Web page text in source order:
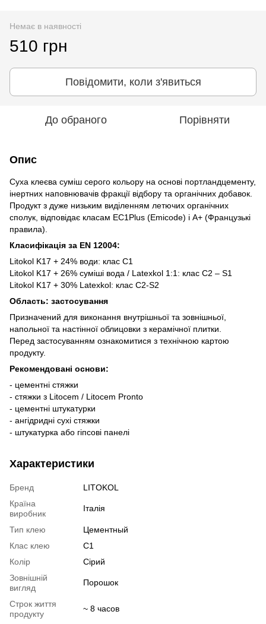
Немає в наявності
510 грн
Повідомити, коли з'явиться
До обраного Порівняти
Опис
Суха клеєва суміш серого кольору на основі портландцементу,
інертних наповнювачів фракції відбору та органічних добавок.
Продукт з дуже низьким виділенням летючих органічних
сполук, відповідає класам EC1Plus (Emicode) і А+ (Французькі
правила).
Класифікація за EN 12004:
Litokol K17 + 24% води: клас C1
Litokol K17 + 26% суміші вода / Latexkol 1:1: клас C2 – S1
Litokol K17 + 30% Latexkol: клас C2-S2
Область: застосування
Призначений для виконання внутрішньої та зовнішньої,
напольної та настінної облицовки з керамічної плитки.
Перед застосуванням ознакомитися з технічною картою
продукту.
Рекомендовані основи:
- цементні стяжки
- стяжки з Litocem / Litocem Pronto
- цементні штукатурки
- ангідридні сухі стяжки
- штукатурка або гіпсові панелі
Характеристики
Бренд
LITOKOL
Країна
виробник
Італія
Тип клею
Цементный
Клас клею
С1
Колір
Сірий
Зовнішній
вигляд
Порошок
Строк життя
продукту
~ 8 часов